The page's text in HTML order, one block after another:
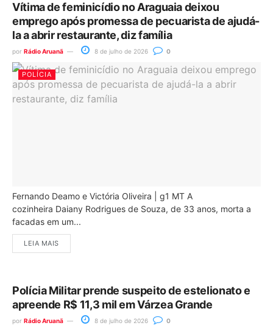
Vítima de feminicídio no Araguaia deixou
emprego após promessa de pecuarista de ajudá-
la a abrir restaurante, diz família
por Rádio Aruanã 8 de julho de 2026 0
POLÍCIA
Fernando Deamo e Victória Oliveira | g1 MT A
cozinheira Daiany Rodrigues de Souza, de 33 anos, morta a
facadas em um...
LEIA MAIS
Polícia Militar prende suspeito de estelionato e
apreende R$ 11,3 mil em Várzea Grande
por Rádio Aruanã 8 de julho de 2026 0